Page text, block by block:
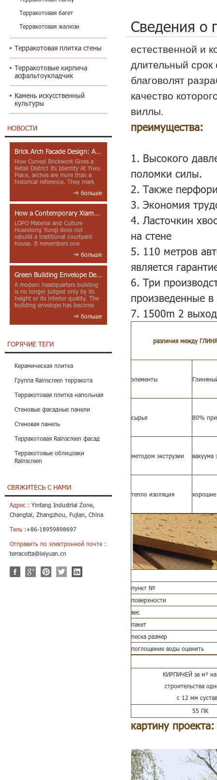
Терракотовая багет
Терракотовая жалюзи
Терракотовая плитка стены
Терракотовые кирпича
асфальтоукладчик
Камень искусственный
культуры
НОВОСТИ
Brick Arch Facade Design: A Closer Look at Yiwu Place
How Curved Brickwork Gives a
Retail District Its Identity At Yiwu
Place, arches are more than a
historical reference. They mark
больше
How a Contemporary Xiamen Project Reframes Minnan Red Brick
LOPO Material and Culture
Huandong Yunqi does not
rebuild a traditional courtyard
house. It remembers one
больше
Green Building Envelope Design: Clay Sunscreen Fins for Modern Headquarters Architecture
A modern headquarters building
is no longer judged only by its
height or its interior quality. The
building envelope has become
больше
ГОРЯЧИЕ ТЕГИ
Керамическая плитка
Группа Rainscreen терракота
Терракотовая плитка напольная
Стеновые фасадные панели
Стеновая панель
Терракотовая Rainscreen фасад
Терракотовые облицовки
Rainscreen
СВЯЖИТЕСЬ С НАМИ
Адрес : Yintang Industrial Zone,
Changtai, Zhangzhou, Fujian, China
Тель :+86-18959898697
Отправить по электронной почте :
terracotta@leiyuan.cn
Сведения о
естественной и
длительный срок
благоволят
качество
виллы.
преимущества:
1. Высокого
поломки силы.
2. Также
3. Экономия
4. Ласточкин
на стене
5. 110 метров
является
6. Три
произведенные в
7. 1500m 2
различия между
элементы
сырья 80%
методом экструзии вакуума
тепло изоляция хорошие
пункт №
поверхности
вес
пакет
песка размер
поглощение воды оценить
КИРПИЧЕЙ за м² на
строительства
с 12 мм
55 ПК
картину